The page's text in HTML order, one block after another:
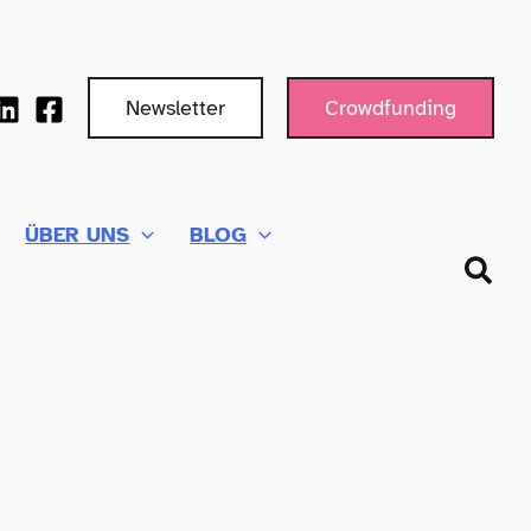
Newsletter Crowdfunding
ÜBER UNS BLOG